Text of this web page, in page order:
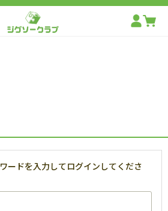
ードを入力してログインしてくださ